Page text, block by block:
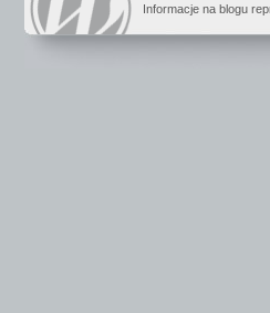
Informacje na blogu